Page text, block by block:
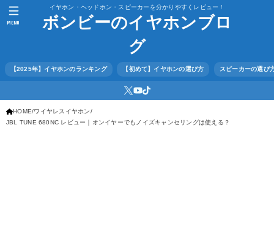
イヤホン・ヘッドホン・スピーカーを分かりやすくレビュー！
ボンビーのイヤホンブロ
グ
【2025年】イヤホンのランキング 【初めて】イヤホンの選び方 スピーカーの選び
MENU
HOME ワイヤレスイヤホン
JBL TUNE 680NC レビュー｜オンイヤーでもノイズキャンセリングは使える？